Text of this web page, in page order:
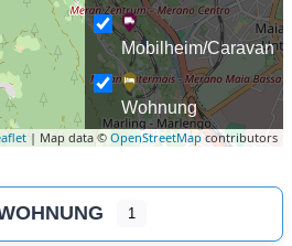
| Map data © OpenStreetMapcontributors
Mobilheim/Caravan
Wohnung
1